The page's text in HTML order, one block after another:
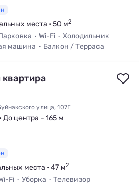
места • 50 м2
Wi-Fi
Холодильник
машина Балкон / Терраса
улица, 107Г
До центра - 165 м
места • 47 м2
Fi Уборка
Телевизор